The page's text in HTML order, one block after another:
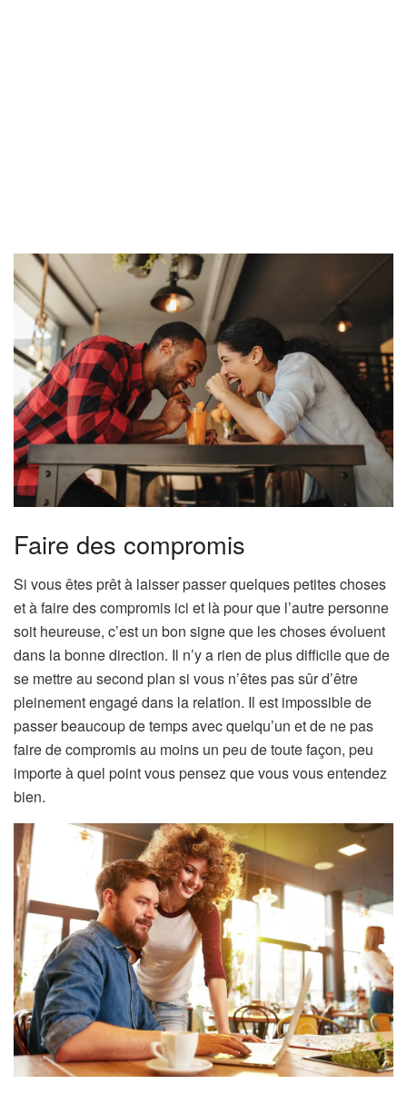
Faire des compromis
Si vous êtes prêt à laisser passer quelques petites choses
et à faire des compromis ici et là pour que l’autre personne
soit heureuse, c’est un bon signe que les choses évoluent
dans la bonne direction. Il n’y a rien de plus difficile que de
se mettre au second plan si vous n’êtes pas sûr d’être
pleinement engagé dans la relation. Il est impossible de
passer beaucoup de temps avec quelqu’un et de ne pas
faire de compromis au moins un peu de toute façon, peu
importe à quel point vous pensez que vous vous entendez
bien.